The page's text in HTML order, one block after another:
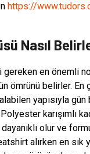
https://
Nasıl
en önemli
ömrünü belirler.
yapısıyla
karışımlı
olur ve
alırken en sık